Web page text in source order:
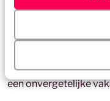
favoriete restaurants
verzameld. Wil je
binnenland van de
Nuraghe-ruïnes. Sluit
wijn op een
een onvergetelijke